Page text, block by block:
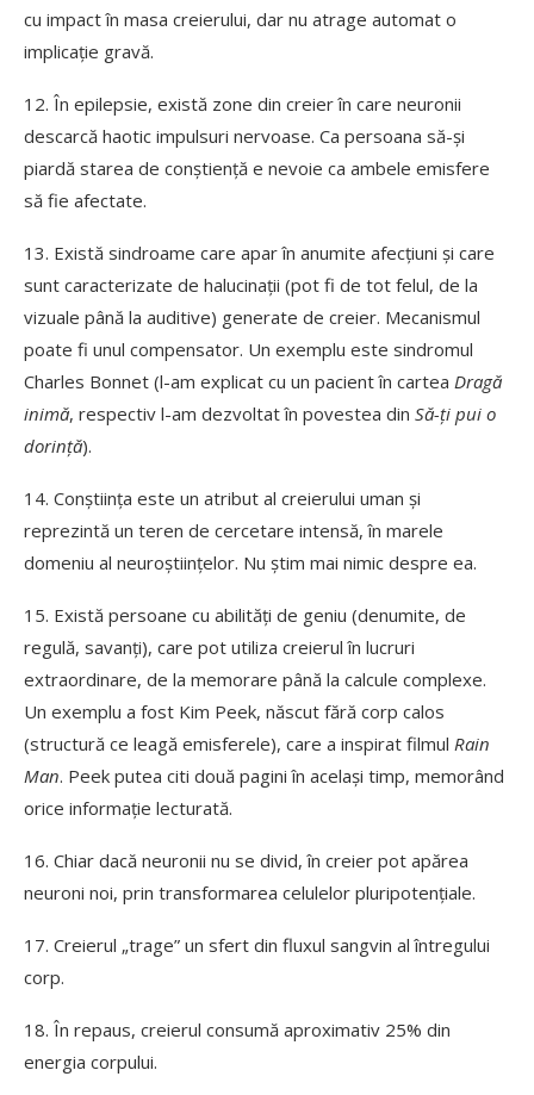
cu impact în masa creierului, dar nu atrage automat o
implicație gravă.
12. În epilepsie, există zone din creier în care neuronii
descarcă haotic impulsuri nervoase. Ca persoana să-și
piardă starea de conștiență e nevoie ca ambele emisfere
să fie afectate.
13. Există sindroame care apar în anumite afecțiuni și care
sunt caracterizate de halucinații (pot fi de tot felul, de la
vizuale până la auditive) generate de creier. Mecanismul
poate fi unul compensator. Un exemplu este sindromul
Charles Bonnet (l-am explicat cu un pacient în cartea Dragă
inimă, respectiv l-am dezvoltat în povestea din Să-ți pui o
dorință).
14. Conștiința este un atribut al creierului uman și
reprezintă un teren de cercetare intensă, în marele
domeniu al neuroștiințelor. Nu știm mai nimic despre ea.
15. Există persoane cu abilități de geniu (denumite, de
regulă, savanți), care pot utiliza creierul în lucruri
extraordinare, de la memorare până la calcule complexe.
Un exemplu a fost Kim Peek, născut fără corp calos
(structură ce leagă emisferele), care a inspirat filmul Rain
Man. Peek putea citi două pagini în același timp, memorând
orice informație lecturată.
16. Chiar dacă neuronii nu se divid, în creier pot apărea
neuroni noi, prin transformarea celulelor pluripotențiale.
17. Creierul „trage” un sfert din fluxul sangvin al întregului
corp.
18. În repaus, creierul consumă aproximativ 25% din
energia corpului.